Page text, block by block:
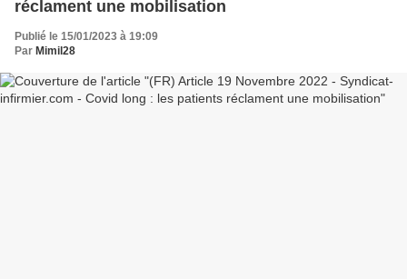
réclament une mobilisation
Publié le 15/01/2023 à 19:09
Par Mimil28